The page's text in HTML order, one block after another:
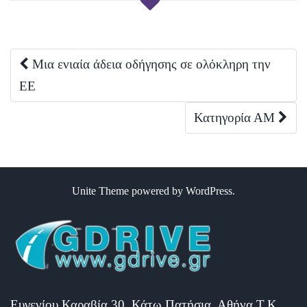
Post
navigation
Μια ενιαία άδεια οδήγησης σε ολόκληρη την
ΕΕ
Κατηγορία ΑM
Unite Theme powered by WordPress.